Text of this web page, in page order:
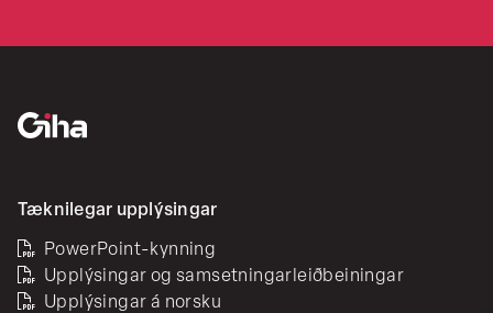
Tæknilegar upplýsingar
PowerPoint-kynning
Upplýsingar og samsetningarleiðbeiningar
Upplýsingar á norsku